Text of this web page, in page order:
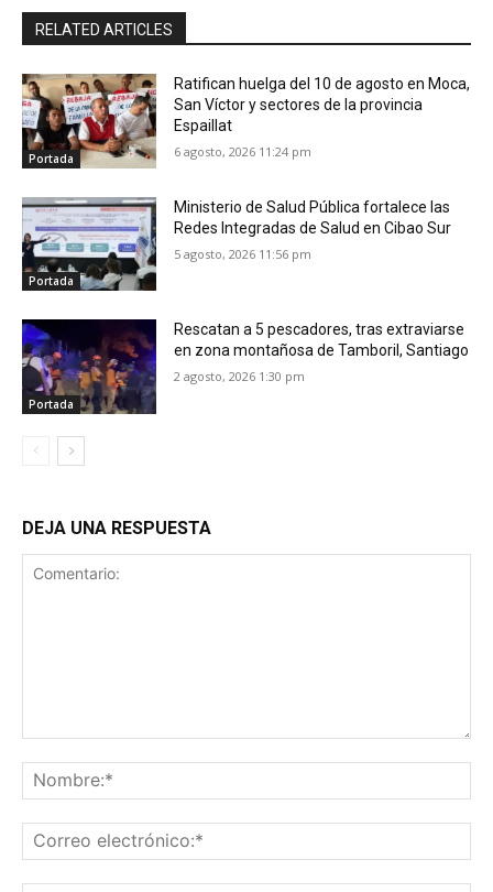
RELATED ARTICLES
Portada
Ratifican huelga del 10 de agosto en Moca,
San Víctor y sectores de la provincia
Espaillat
6 agosto, 2026 11:24 pm
Portada
Ministerio de Salud Pública fortalece las
Redes Integradas de Salud en Cibao Sur
5 agosto, 2026 11:56 pm
Portada
Rescatan a 5 pescadores, tras extraviarse
en zona montañosa de Tamboril, Santiago
2 agosto, 2026 1:30 pm
DEJA UNA RESPUESTA